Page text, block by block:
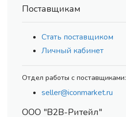
Поставщикам
Стать поставщиком
Личный кабинет
Отдел работы с поставщиками:
seller@iconmarket.ru
ООО "В2В-Ритейл"